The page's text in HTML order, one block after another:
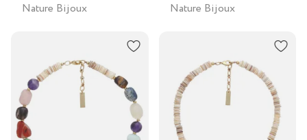
Nature Bijoux Nature Bijoux